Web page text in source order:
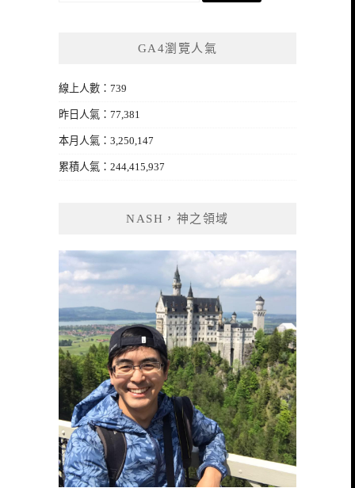
GA4瀏覽人氣
線上人數：739
昨日人氣：77,381
本月人氣：3,250,147
累積人氣：244,415,937
NASH，神之領域